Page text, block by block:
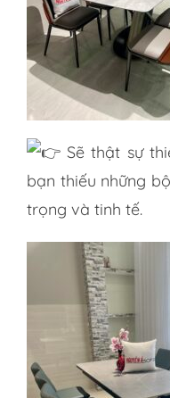
Sẽ thật sự
bạn thiếu những
trọng và tinh tế.